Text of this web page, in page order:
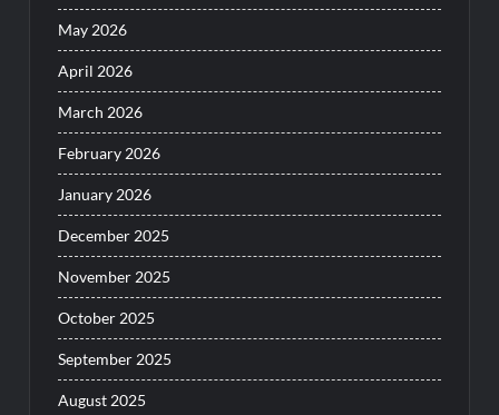
May 2026
April 2026
March 2026
February 2026
January 2026
December 2025
November 2025
October 2025
September 2025
August 2025